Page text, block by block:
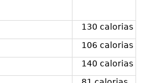
130 calorias
106 calorias
140 calorias